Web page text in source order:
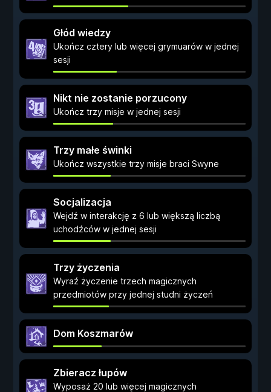
Głód wiedzy
Ukończ cztery lub więcej grymuarów w jednej
sesji
Nikt nie zostanie porzucony
Ukończ trzy misje w jednej sesji
Trzy małe świnki
Ukończ wszystkie trzy misje braci Swyne
Socjalizacja
Wejdź w interakcję z 6 lub większą liczbą
uchodźców w jednej sesji
Trzy życzenia
Wyraź życzenie trzech magicznych
przedmiotów przy jednej studni życzeń
Dom Koszmarów
Zbieracz łupów
Wyposaż 20 lub więcej magicznych